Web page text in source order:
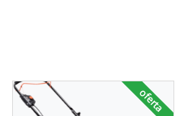
oferta